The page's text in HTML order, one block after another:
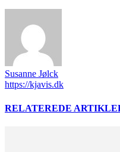
Susanne Jølck
https://kjavis.dk
RELATEREDE